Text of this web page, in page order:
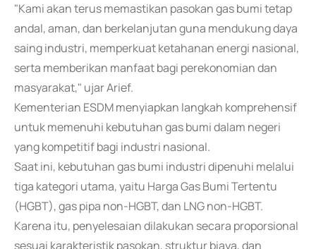
"Kami akan terus memastikan pasokan gas bumi tetap
andal, aman, dan berkelanjutan guna mendukung daya
saing industri, memperkuat ketahanan energi nasional,
serta memberikan manfaat bagi perekonomian dan
masyarakat," ujar Arief.
Kementerian ESDM menyiapkan langkah komprehensif
untuk memenuhi kebutuhan gas bumi dalam negeri
yang kompetitif bagi industri nasional.
Saat ini, kebutuhan gas bumi industri dipenuhi melalui
tiga kategori utama, yaitu Harga Gas Bumi Tertentu
(HGBT), gas pipa non-HGBT, dan LNG non-HGBT.
Karena itu, penyelesaian dilakukan secara proporsional
sesuai karakteristik pasokan, struktur biaya, dan